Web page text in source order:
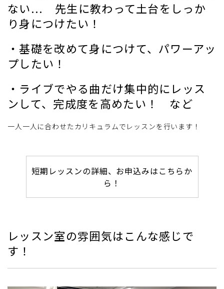
ない... 先生に教わって土台をしっか
り身につけたい！
・基礎を改めて身につけて、パワーアッ
プしたい！
・ライブでやる曲だけ集中的にレッス
ンして、完成度を高めたい！ など
一人一人に合わせたカリキュラムでレッスンを行います！
短期レッスンの詳細、お申込みはこちらか
ら！
レッスン室の雰囲気はこんな感じで
す！